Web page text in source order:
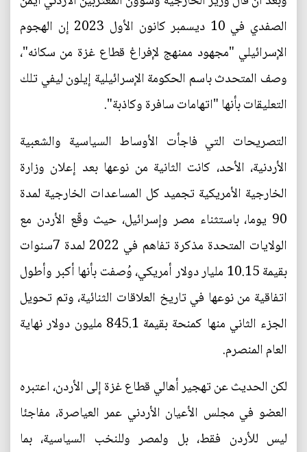
الصفدي في 10 ديسمبر كانون الأول 2023 إن الهجوم
الإسرائيلي "مجهود ممنهج لإفراغ قطاع غزة من سكانه"،
وصف المتحدث باسم الحكومة الإسرائيلية إيلون ليفي تلك
التعليقات بأنها "اتهامات سافرة وكاذبة".
التصريحات التي فاجأت الأوساط السياسية والشعبية
الأردنية، الأحد، كانت الثانية من نوعها بعد إعلان وزارة
الخارجية الأمريكية تجميد كل المساعدات الخارجية لمدة
90 يوما، باستثناء مصر وإسرائيل، حيث وقّع الأردن مع
الولايات المتحدة مذكرة تفاهم في 2022 لمدة 7سنوات
بقيمة 10.15 مليار دولار أمريكي، وُصفت بأنها أكبر وأطول
اتفاقية من نوعها في تاريخ العلاقات الثنائية، وتم تحويل
الجزء الثاني منها كمنحة بقيمة 845.1 مليون دولار نهاية
العام المنصرم.
لكن الحديث عن تهجير أهالي قطاع غزة إلى الأردن، اعتبره
العضو في مجلس الأعيان الأردني عمر العياصرة، مفاجئا
ليس للأردن فقط، بل ولمصر وللنخب السياسية، بما